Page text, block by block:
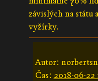
závislých na státu
vyžírky.
Autor:
Čas: 2018-06-